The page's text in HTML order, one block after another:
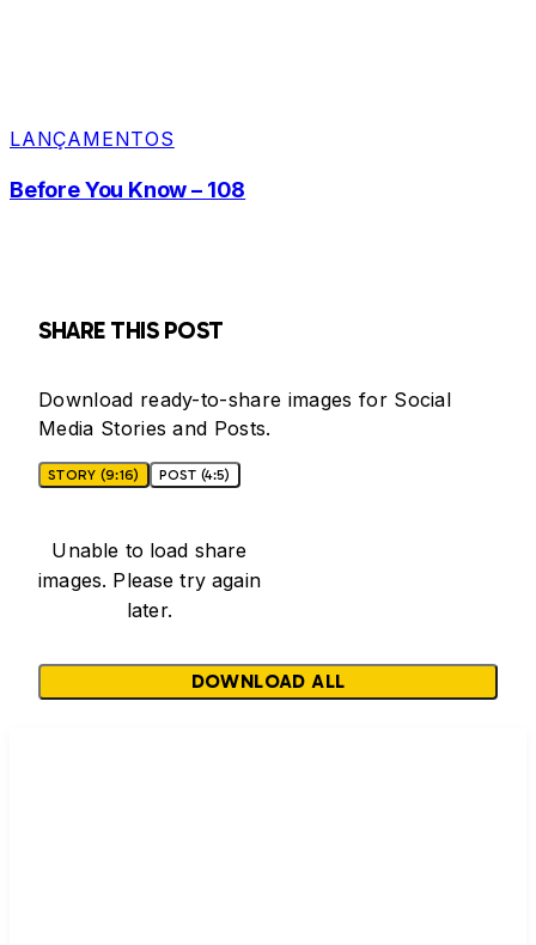
LANÇAMENTOS
Before You Know – 108
SHARE THIS POST
Download ready-to-share images for Social
Media Stories and Posts.
STORY (9:16) POST (4:5)
Unable to load share
images. Please try again
later.
DOWNLOAD ALL